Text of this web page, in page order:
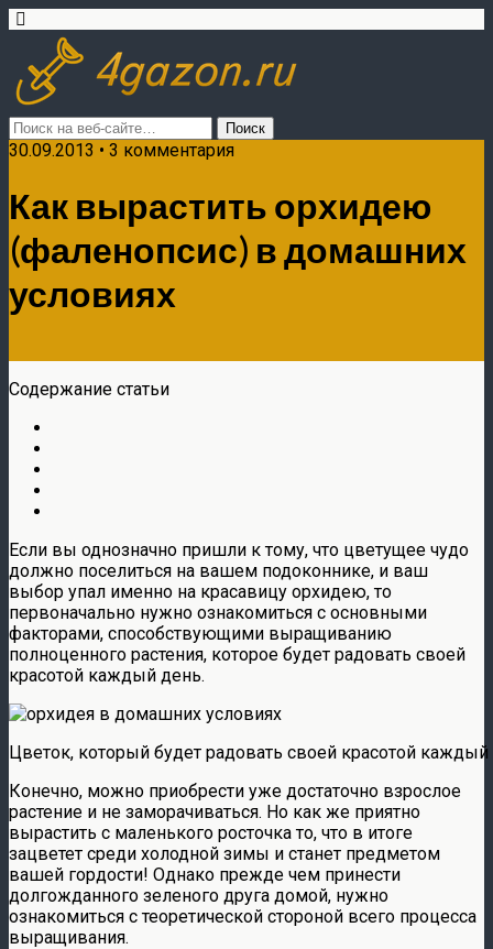
30.09.2013 • 3 комментария
Как вырастить орхидею
(фаленопсис) в домашних
условиях
Содержание статьи
Если вы однозначно пришли к тому, что цветущее чудо
должно поселиться на вашем подоконнике, и ваш
выбор упал именно на красавицу орхидею, то
первоначально нужно ознакомиться с основными
факторами, способствующими выращиванию
полноценного растения, которое будет радовать своей
красотой каждый день.
Цветок, который будет радовать своей красотой
Конечно, можно приобрести уже достаточно взрослое
растение и не заморачиваться. Но как же приятно
вырастить с маленького росточка то, что в итоге
зацветет среди холодной зимы и станет предметом
вашей гордости! Однако прежде чем принести
долгожданного зеленого друга домой, нужно
ознакомиться с теоретической стороной всего процесса
выращивания.